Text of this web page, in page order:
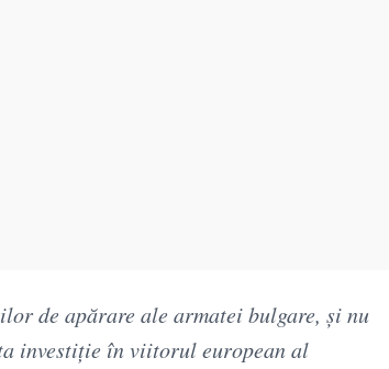
de apărare ale armatei bulgare, și nu
investiție în viitorul european al